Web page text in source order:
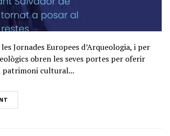
Jornades Europees d’Arqueologia, i per
obren les seves portes per oferir
patrimoni cultural...